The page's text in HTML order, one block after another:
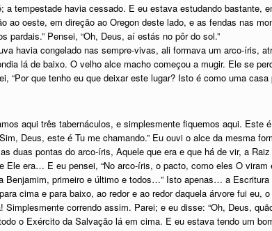
a tempestade havia cessado. E eu estava estudando bastante,
ao oeste, em direção ao Oregon deste lado, e as fendas nas
pardais.” Pensei, “Oh, Deus, aí estás no pôr do sol.”
havia congelado nas sempre-vivas, ali formava um arco-íris,
lá de baixo. O velho alce macho começou a mugir. Ele se
“Por que tenho eu que deixar este lugar? Isto é como uma
aqui três tabernáculos, e simplesmente fiquemos aqui. Este
Deus, este é Tu me chamando.” Eu ouvi o alce da mesma
duas pontas do arco-íris, Aquele que era e que há de vir, a
Ele era… E eu pensei, “No arco-íris, o pacto, como eles O
primeiro e último e todos…” Isto apenas… a
cima e para baixo, ao redor e ao redor daquela árvore fui
Simplesmente correndo assim. Parei; e eu disse: “Oh, Deus,
o Exército da Salvação lá em cima. E eu estava tendo um